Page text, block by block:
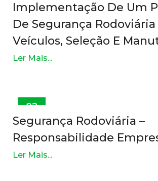
Implementação De Um
De Segurança Rodoviária
Veículos, Seleção E
Ler Mais...
02
OUT
Segurança Rodoviária –
Responsabilidade
Ler Mais...